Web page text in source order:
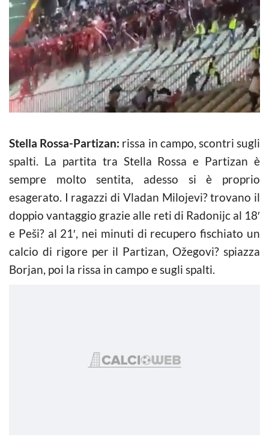
Stella Rossa-Partizan: rissa in campo, scontri sugli
spalti. La partita tra Stella Rossa e Partizan è
sempre molto sentita, adesso si è proprio
esagerato. I ragazzi di Vladan Milojevi? trovano il
doppio vantaggio grazie alle reti di Radonijc al 18′
e Peši? al 21′, nei minuti di recupero fischiato un
calcio di rigore per il Partizan, Ožegovi? spiazza
Borjan, poi la rissa in campo e sugli spalti.